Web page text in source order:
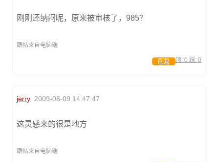
刚刚还纳闷呢，原来被审核了，985？
跟帖来自电脑端
顶: 0 踩: 0
回复
jerry 2009-08-09 14:47:47
这灵感来的很是地方
跟帖来自电脑端